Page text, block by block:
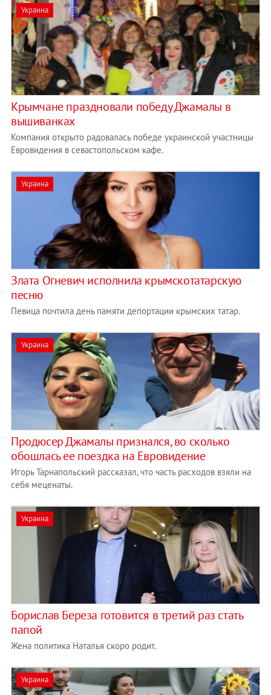
Украина
Крымчане праздновали победу Джамалы в
вышиванках
Компания открыто радовалась победе украинской участницы
Евровидения в севастопольском кафе.
Украина
Злата Огневич исполнила крымскотатарскую
песню
Певица почтила день памяти депортации крымских татар.
Украина
Продюсер Джамалы признался, во сколько
обошлась ее поездка на Евровидение
Игорь Тарнапольский рассказал, что часть расходов взяли на
себя меценаты.
Украина
Борислав Береза готовится в третий раз стать
папой
Жена политика Наталья скоро родит.
Украина